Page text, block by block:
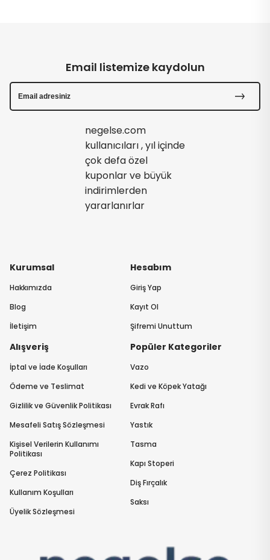
Kurumsal
Hakkımızda
Blog
İletişim
Hesabım
Giriş Yap
Kayıt Ol
Şifremi Unuttum
Alışveriş
İptal ve İade Koşulları
Ödeme ve Teslimat
Gizlilik ve Güvenlik Politikası
Mesafeli Satış Sözleşmesi
Kişisel Verilerin Kullanımı
Politikası
Çerez Politikası
Kullanım Koşulları
Üyelik Sözleşmesi
Popüler Kategoriler
Vazo
Kedi ve Köpek Yatağı
Evrak Rafı
Yastık
Tasma
Kapı Stoperi
Diş Fırçalık
Saksı
Email listemize kaydolun
negelse.com
kullanıcıları , yıl içinde
çok defa özel
kuponlar ve büyük
indirimlerden
yararlanırlar